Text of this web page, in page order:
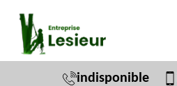
indisponible